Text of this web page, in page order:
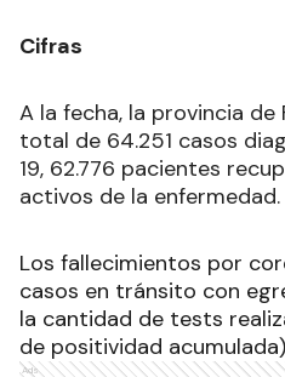
Cifras
A la fecha, la provincia
total de 64.251 casos
19, 62.776 pacientes
activos de la enfermedad.
Los fallecimientos por
casos en tránsito con
la cantidad de tests
de positividad
Ads